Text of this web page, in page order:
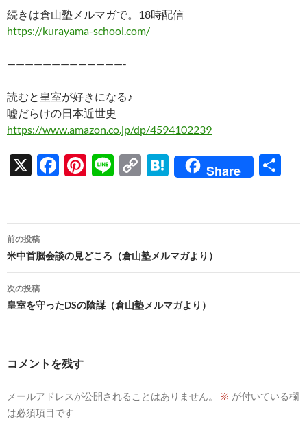
続きは倉山塾メルマガで。18時配信
https://kurayama-school.com/
—————————————-
読むと皇室が好きになる♪
嘘だらけの日本近世史
https://www.amazon.co.jp/dp/4594102239
X
F
b
o
o
k
Pi
es
t
Li
C
y
Li
n
k
H
n
a
Share
投
稿
ナ
ビ
ゲ
ョ
前の投稿
米中首脳会談の見どころ（倉山塾メルマガより）
次の投稿
皇室を守ったDSの陰謀（倉山塾メルマガより）
コメントを残す
メールアドレスが公開されることはありません。 ※ が付いている欄
は必須項目です